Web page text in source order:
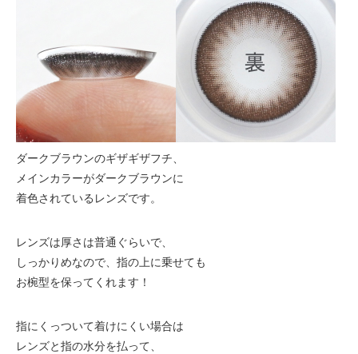
ダークブラウンのギザギザフチ、
メインカラーがダークブラウンに
着色されているレンズです。
レンズは厚さは普通ぐらいで、
しっかりめなので、指の上に乗せても
お椀型を保ってくれます！
指にくっついて着けにくい場合は
レンズと指の水分を払って、